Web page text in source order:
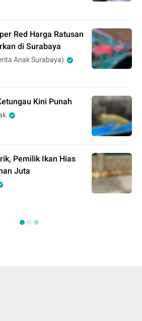
Red Harga Ratusan
di Surabaya
Anak Surabaya)
Kini Punah
Pemilik Ikan Hias
Juta